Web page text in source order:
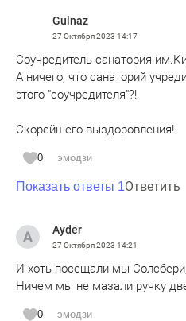
Gulnaz
27 Октября 2023 14:17
Соучредитель санатория
А ничего, что санаторий
этого "соучредителя"?!
Скорейшего выздоровления!
0 эмодзи
Показать ответы 1Ответить
Ayder
27 Октября 2023 14:21
И хоть посещали мы Солсбери,
Ничем мы не мазали ручку
0 эмодзи